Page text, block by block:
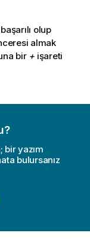
olup
almak
bir + işareti
yazım
bulursanız